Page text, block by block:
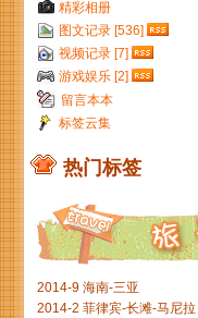
精彩相册
图文记录 [536]
视频记录 [7]
游戏娱乐 [2]
留言本本
标签云集
热门标签
2014-9 海南-三亚
2014-2 菲律宾-长滩-马尼拉